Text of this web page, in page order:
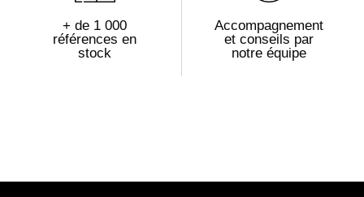
+ de 1 000
références en
stock
Accompagnement
et conseils par
notre équipe